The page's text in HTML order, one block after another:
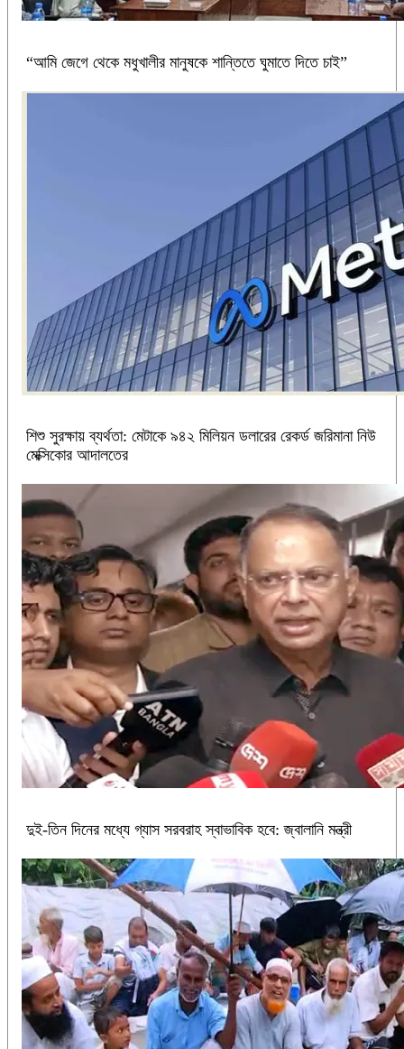
“আমি জেগে থেকে মধুখালীর মানুষকে শান্তিতে ঘুমাতে দিতে চাই”
শিশু সুরক্ষায় ব্যর্থতা: মেটাকে ৯৪২ মিলিয়ন ডলারের রেকর্ড জরিমানা নিউ
মেক্সিকোর আদালতের
দুই-তিন দিনের মধ্যে গ্যাস সরবরাহ স্বাভাবিক হবে: জ্বালানি মন্ত্রী